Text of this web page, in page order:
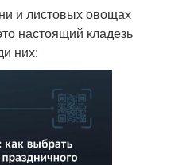
и листовых овощах
настоящий кладезь
них: